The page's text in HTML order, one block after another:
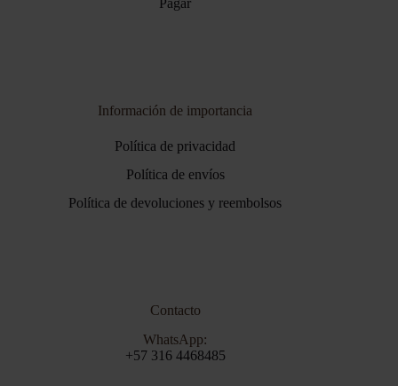
Pagar
Información de importancia
Política de privacidad
Política de envíos
Política de devoluciones y reembolsos
Contacto
WhatsApp:
+57 316 4468485